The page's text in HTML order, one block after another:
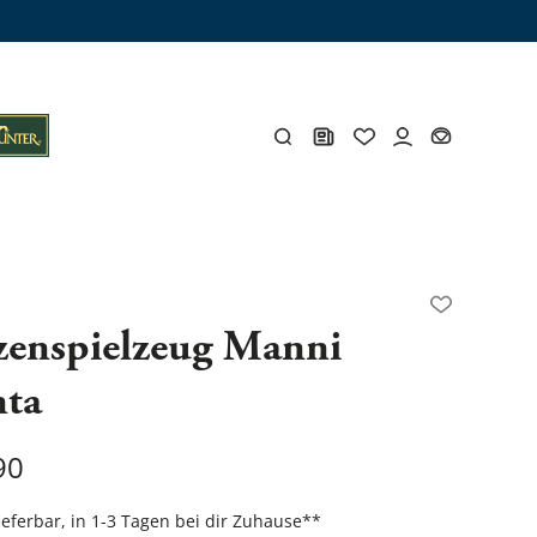
Manni
in 1-3 Tagen bei dir Zuhause**